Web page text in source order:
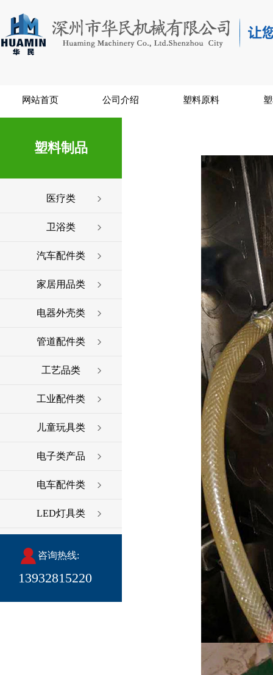
网站首页 公司介绍 塑料原料
塑料制品
医疗类
卫浴类
汽车配件类
家居用品类
电器外壳类
管道配件类
工艺品类
工业配件类
儿童玩具类
电子类产品
电车配件类
LED灯具类
咨询热线:
13932815220